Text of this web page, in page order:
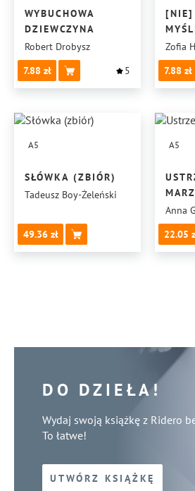
WYBUCHOWA
DZIEWCZYNA
Robert Drobysz
7.88
5
[NIE]
Zofia
7.88
A5
SŁÓWKA (ZBIÓR)
Tadeusz Boy-Żeleński
49.36
A5
Anna
22.05
DO DZIEŁA!
Wydaj swoją książkę z Ridero
To łatwe!
UTWÓRZ KSIĄŻKĘ